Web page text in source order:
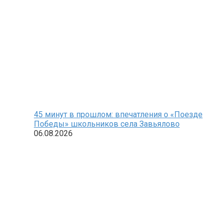
45 минут в прошлом: впечатления о «Поезде
Победы» школьников села Завьялово
06.08.2026